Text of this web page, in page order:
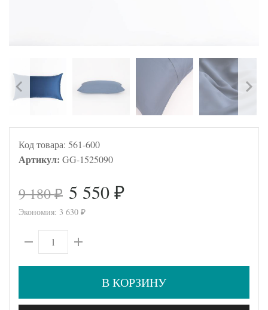
Код товара: 561-600
Артикул: GG-1525090
9 180₽ 5 550 ₽
Экономия: 3 630 ₽
В КОРЗИНУ